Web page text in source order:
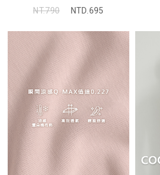
NT.790
NTD.695